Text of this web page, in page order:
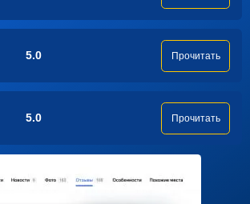
5.0 Прочитать
5.0 Прочитать